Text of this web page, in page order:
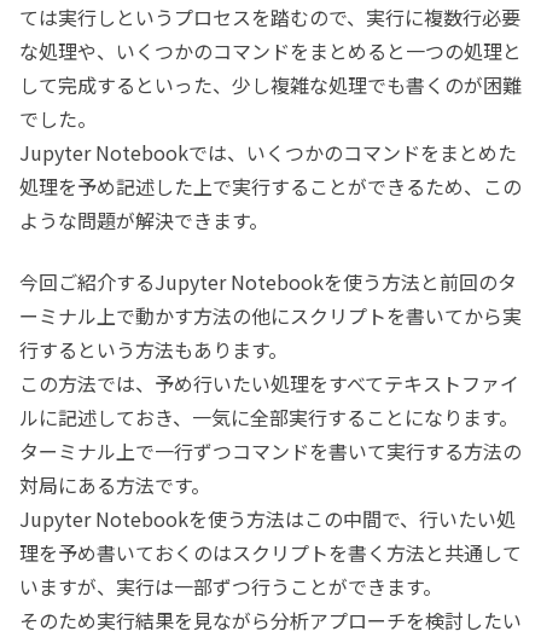
ては実行しというプロセスを踏むので、実行に複数行必要
な処理や、いくつかのコマンドをまとめると一つの処理と
して完成するといった、少し複雑な処理でも書くのが困難
でした。
Jupyter Notebookでは、いくつかのコマンドをまとめた
処理を予め記述した上で実行することができるため、この
ような問題が解決できます。
今回ご紹介するJupyter Notebookを使う方法と前回のタ
ーミナル上で動かす方法の他にスクリプトを書いてから実
行するという方法もあります。
この方法では、予め行いたい処理をすべてテキストファイ
ルに記述しておき、一気に全部実行することになります。
ターミナル上で一行ずつコマンドを書いて実行する方法の
対局にある方法です。
Jupyter Notebookを使う方法はこの中間で、行いたい処
理を予め書いておくのはスクリプトを書く方法と共通して
いますが、実行は一部ずつ行うことができます。
そのため実行結果を見ながら分析アプローチを検討したい